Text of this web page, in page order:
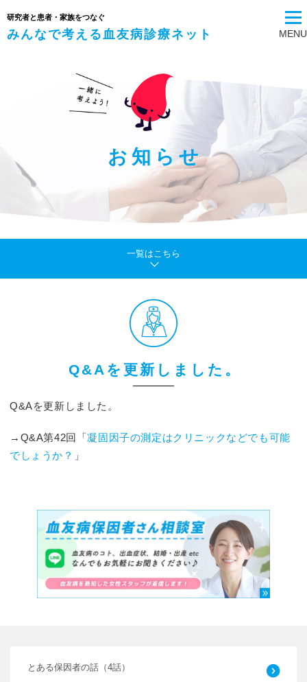
研究者と患者・家族をつなぐ
みんなで考える血友病診療ネット MENU
お知らせ
一覧はこちら
Q&Aを更新しました。
Q&Aを更新しました。
→Q&A第42回「凝固因子の測定はクリニックなどでも可能
でしょうか？
」
とある保因者の話（4話）